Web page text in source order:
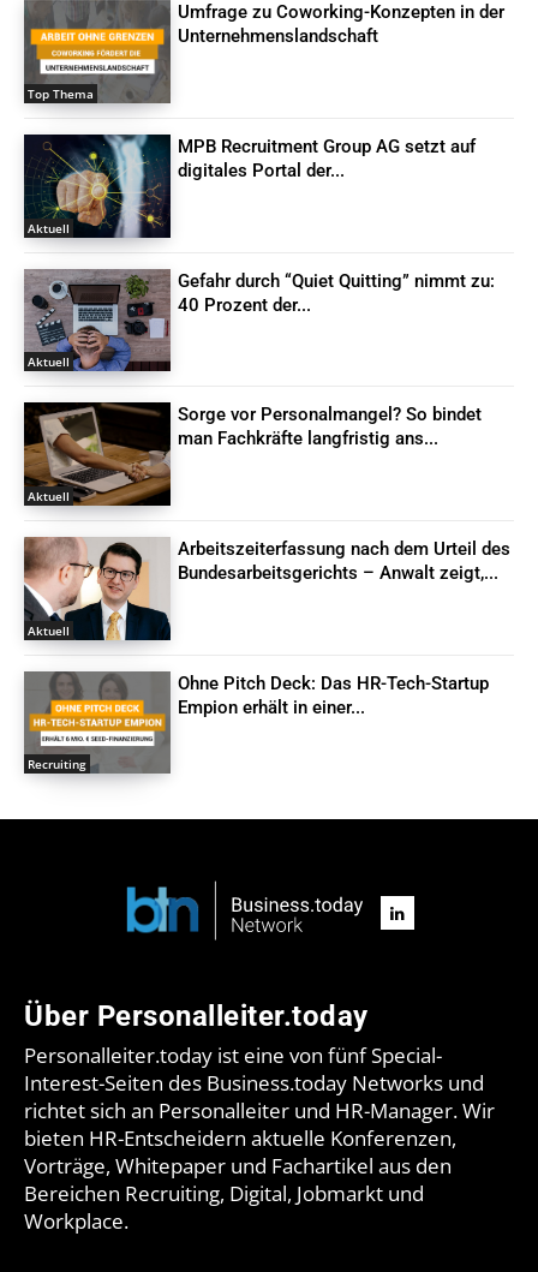
Top Thema
Umfrage zu Coworking-Konzepten in der
Unternehmenslandschaft
Aktuell
MPB Recruitment Group AG setzt auf
digitales Portal der...
Aktuell
Gefahr durch “Quiet Quitting” nimmt zu:
40 Prozent der...
Aktuell
Sorge vor Personalmangel? So bindet
man Fachkräfte langfristig ans...
Aktuell
Arbeitszeiterfassung nach dem Urteil des
Bundesarbeitsgerichts – Anwalt zeigt,...
Recruiting
Ohne Pitch Deck: Das HR-Tech-Startup
Empion erhält in einer...
Über Personalleiter.today
Personalleiter.today ist eine von fünf Special-
Interest-Seiten des Business.today Networks und
richtet sich an Personalleiter und HR-Manager. Wir
bieten HR-Entscheidern aktuelle Konferenzen,
Vorträge, Whitepaper und Fachartikel aus den
Bereichen Recruiting, Digital, Jobmarkt und
Workplace.